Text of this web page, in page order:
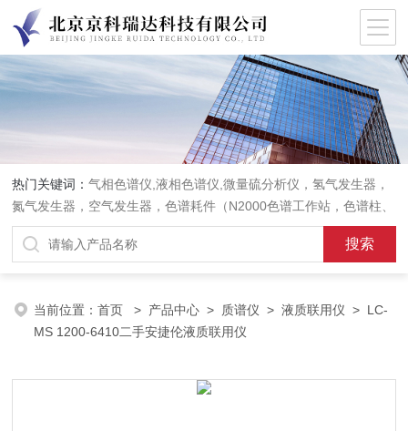
热门关键词：气相色谱仪,液相色谱仪,微量硫分析仪，氢气发生器，
氮气发生器，空气发生器，色谱耗件（N2000色谱工作站，色谱柱、
阀件、进样器、色谱担体），顶空进样器，热解析仪，紫外分光光度
计，原子吸收分光光度计，傅立叶红外光谱仪，分析天平等常规实验
当前位置：首页 > 产品中心 > 质谱仪 >液质联用仪 > LC-
MS 1200-6410二手安捷伦液质联用仪